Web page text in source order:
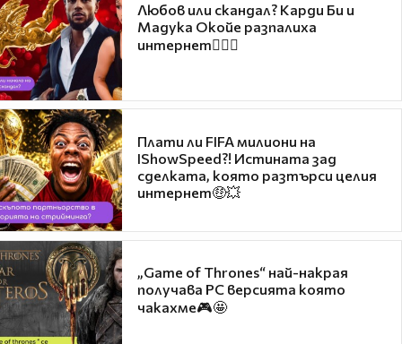
Любов или скандал? Карди Би и
Мадука Окойе разпалиха
интернет❤️‍🔥🔥
Плати ли FIFA милиони на
IShowSpeed?! Истината зад
сделката, която разтърси целия
интернет🤑💥
„Game of Thrones“ най-накрая
получава PC версията която
чакахме🎮🤩